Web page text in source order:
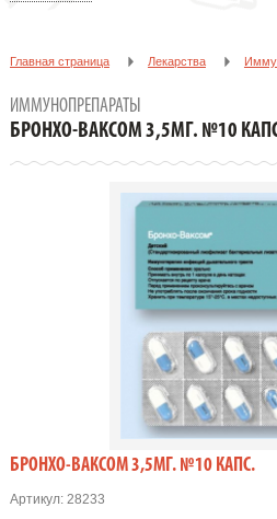
Главная страница Лекарства
ИММУНОПРЕПАРАТЫ
БРОНХО-ВАКСОМ 3,5МГ. №10
БРОНХО-ВАКСОМ 3,5МГ. №10 КАПС.
Артикул:28233